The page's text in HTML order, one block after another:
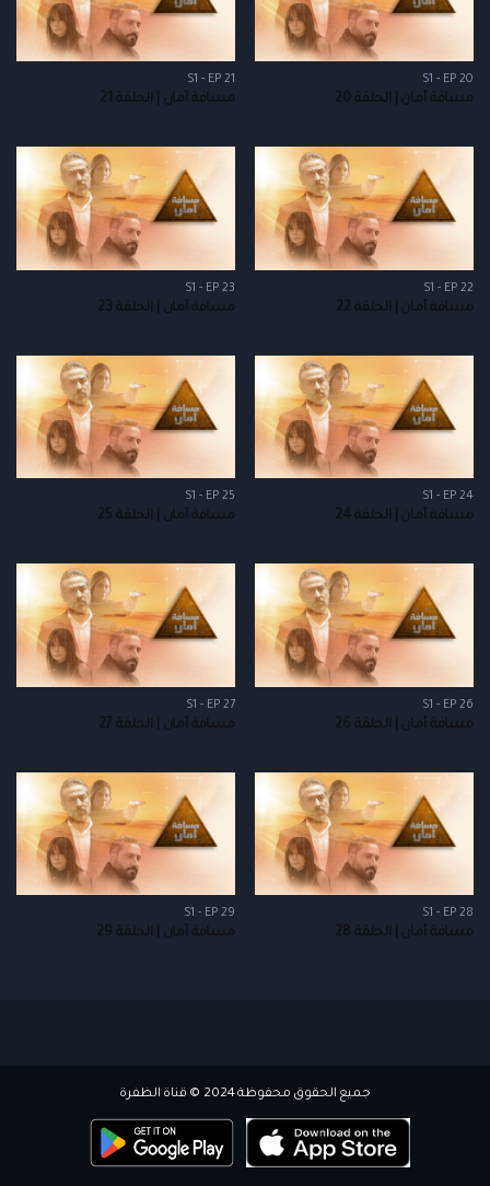
S1 - EP 20
مسافة أمان | الحلقة 20
S1 - EP 21
مسافة أمان | الحلقة 21
S1 - EP 22
مسافة أمان | الحلقة 22
S1 - EP 23
مسافة أمان | الحلقة 23
S1 - EP 24
مسافة أمان | الحلقة 24
S1 - EP 25
مسافة أمان | الحلقة 25
S1 - EP 26
مسافة أمان | الحلقة 26
S1 - EP 27
مسافة أمان | الحلقة 27
S1 - EP 28
مسافة أمان | الحلقة 28
S1 - EP 29
مسافة أمان | الحلقة 29
جميع الحقوق محفوظة 2024 © قناة الظفرة